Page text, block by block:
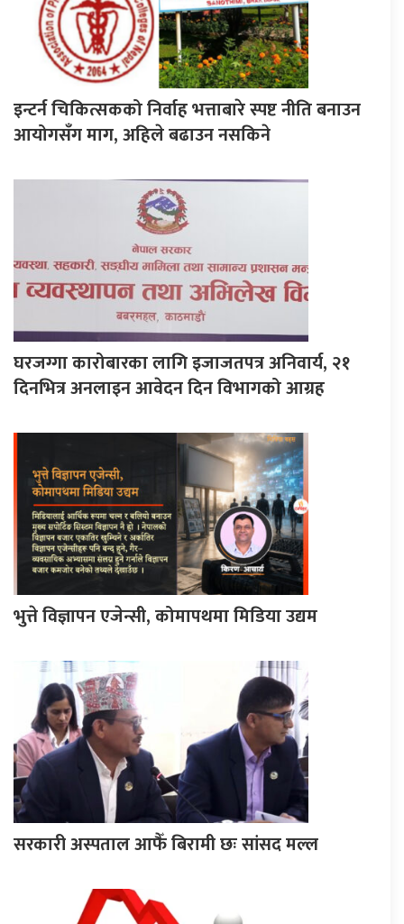
इन्टर्न चिकित्सकको निर्वाह भत्ताबारे स्पष्ट नीति बनाउन
आयोगसँग माग, अहिले बढाउन नसकिने
घरजग्गा कारोबारका लागि इजाजतपत्र अनिवार्य, २१
दिनभित्र अनलाइन आवेदन दिन विभागको आग्रह
भुत्ते विज्ञापन एजेन्सी, कोमापथमा मिडिया उद्यम
सरकारी अस्पताल आफैँ बिरामी छः सांसद मल्ल